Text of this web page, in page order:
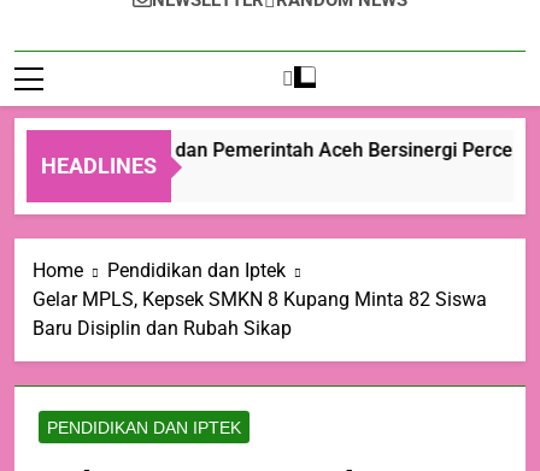
HEADLINES
Kementan dan Pemerintah Aceh Bersinergi
Home
Pendidikan dan Iptek
Gelar MPLS, Kepsek SMKN 8 Kupang Minta 82 Siswa
Baru Disiplin dan Rubah Sikap
PENDIDIKAN DAN IPTEK